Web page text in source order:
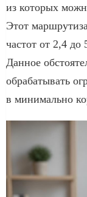
из которых
Этот
частот от 2,4
Данное
обрабатывать
в минимально